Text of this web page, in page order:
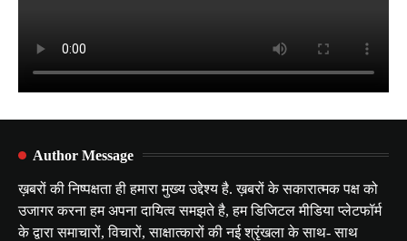
Author Message
ख़बरों की निष्पक्षता ही हमारा मुख्य उद्देश्य है. ख़बरों के सकारात्मक पक्ष को
उजागर करना हम अपना दायित्व समझते है, हम डिजिटल मीडिया प्लेटफॉर्म
के द्वारा समाचारों, विचारों, साक्षात्कारों की नई श्रृंखला के साथ- साथ